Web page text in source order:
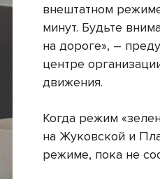
внештатном
минут. Будьте
на дороге», –
центре
движения.
Когда режим
на Жуковской и
режиме, пока не